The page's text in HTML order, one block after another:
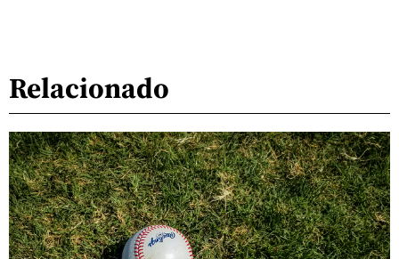
Relacionado